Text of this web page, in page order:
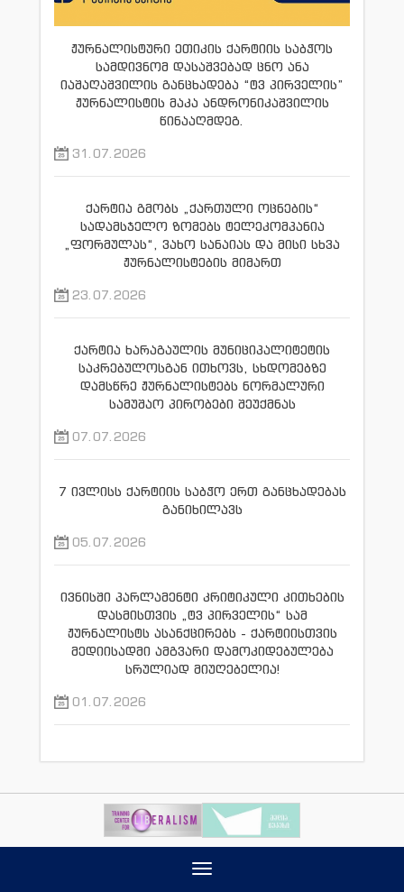
ჟურნალისტური ეთიკის ქარტიის საბჭოს
სამდივნომ დასაშვებად ცნო ანა
იაშაღაშვილის განცხადება “ტვ პირველის”
ჟურნალისტის მაკა ანდრონიკაშვილის
წინააღმდეგ.
31.07.2026
ქარტია გმობს „ქართული ოცნების“
სადამსჯელო ზომებს ტელეკომპანია
„ფორმულას“, ვახო სანაიას და მისი სხვა
ჟურნალისტების მიმართ
23.07.2026
ქარტია ხარაგაულის მუნიციპალიტეტის
საკრებულოსგან ითხოვს, სხდომებზე
დამსწრე ჟურნალისტებს ნორმალური
სამუშაო პირობები შეუქმნას
07.07.2026
7 ივლისს ქარტიის საბჭო ერთ განცხადებას
განიხილავს
05.07.2026
ივნისში პარლამენტი კრიტიკული კითხების
დასმისთვის „ტვ პირველის“ სამ
ჟურნალისტს ასანქცირებს - ქარტიისთვის
მედიისადმი ამგვარი დამოკიდებულება
სრულიად მიუღებელია!
01.07.2026
Toggle